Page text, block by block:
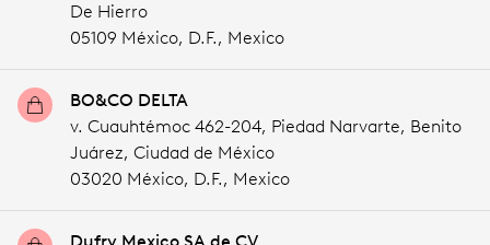
De Hierro
05109 México, D.F., Mexico
BO&CO DELTA
v. Cuauhtémoc 462-204, Piedad Narvarte, Benito
Juárez, Ciudad de México
03020 México, D.F., Mexico